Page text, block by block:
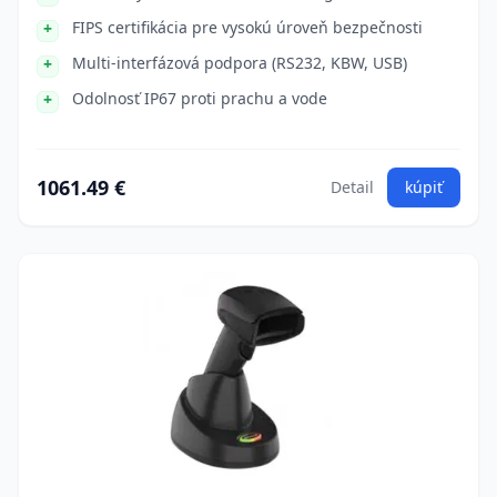
FIPS certifikácia pre vysokú úroveň bezpečnosti
Multi-interfázová podpora (RS232, KBW, USB)
Odolnosť IP67 proti prachu a vode
1061.49 € Detail kúpiť